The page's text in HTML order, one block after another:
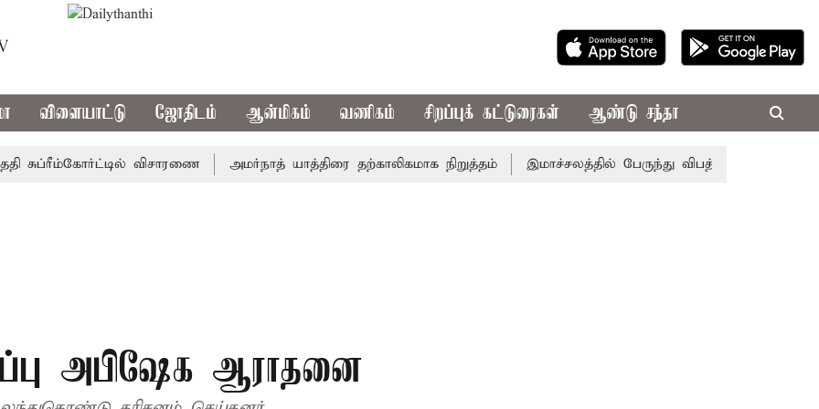
விளையாட்டு ஜோதிடம் ஆன்மிகம் வணிகம் சிறப்புக் கட்டுரைகள் ஆண்டு சந்தா
விசாரணை அமர்நாத் யாத்திரை தற்காலிகமாக நிறுத்தம் இமாச்சலத்தில் பேருந்து விபத்து; 7 பேர் பலி -
அபிஷேக ஆராதனை